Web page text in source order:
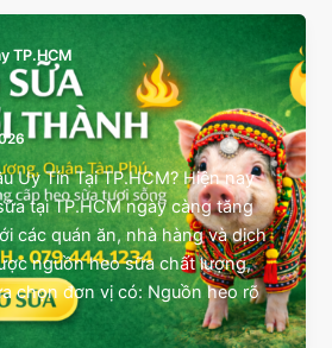
TP.HCM
Uy Tín Tại TP.HCM? Hiện nay
tại TP.HCM ngày càng tăng
các quán ăn, nhà hàng và dịch
nguồn heo sữa chất lượng,
chọn đơn vị có: Nguồn heo rõ